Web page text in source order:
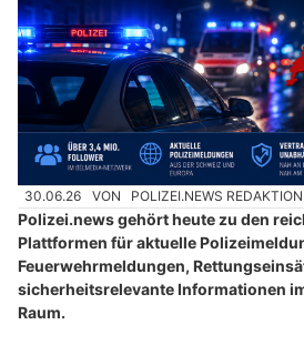
30.06.26 VON POLIZEI.NEWS REDAKTION
Polizei.news gehört heute zu den
Plattformen für aktuelle
Feuerwehrmeldungen,
sicherheitsrelevante Informationen
Raum.